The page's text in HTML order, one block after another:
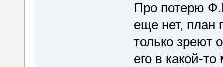
Про потерю
еще нет, план
только зреют
его в какой-